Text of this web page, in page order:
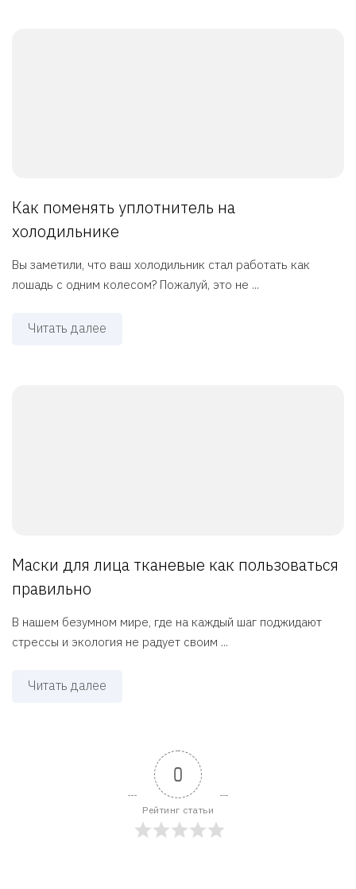
Как поменять уплотнитель на
холодильнике
Вы заметили, что ваш холодильник стал работать как
лошадь с одним колесом? Пожалуй, это не ...
Читать далее
Маски для лица тканевые как пользоваться
правильно
В нашем безумном мире, где на каждый шаг поджидают
стрессы и экология не радует своим ...
Читать далее
0
Рейтинг статьи